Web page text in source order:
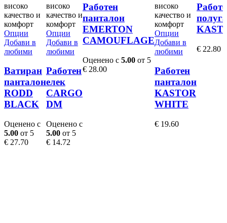
Опции
product
has
variants.
The
options
may
be
on
the
product
Добави в
любими
Ватиран
панталон
RODD
BLACK
Оценено с
5.00 от 5
€ 27.70
Опции This
product
has
multiple
variants.
may
on
the
Добави в
любими
Работен
елек
CARGO
DM
Оценено с
5.00 от 5
€ 14.72
multiple
The
options
may
chosen
on
Работен
панталон
EMERTON
CAMOUFLAGE
Оценено с 5.00 от 5
€ 28.00
Опции
product
has
variants.
options
may
be
on
Добави в
любими
Работен
панталон
KASTOR
WHITE
€ 19.60
€ 22.80